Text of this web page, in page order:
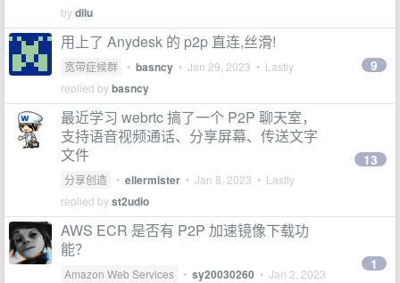
bydilu
用上了 Anydesk 的 p2p 直连,丝滑!
宽带症候群 • basncy • Jan 29, 2023 • Lastly
replied bybasncy
9
最近学习 webrtc 搞了一个 P2P 聊天室，
支持语音视频通话、分享屏幕、传送文字
文件
分享创造 • ellermister • Jan 8, 2023 • Lastly
replied byst2udio
13
AWS ECR 是否有 P2P 加速镜像下载功
能？
Amazon Web Services • sy20030260 • Jan 2, 2023
1